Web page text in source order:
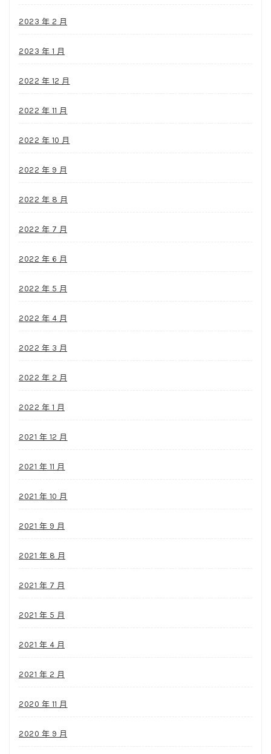
2023 年 2 月
2023 年 1 月
2022 年 12 月
2022 年 11 月
2022 年 10 月
2022 年 9 月
2022 年 8 月
2022 年 7 月
2022 年 6 月
2022 年 5 月
2022 年 4 月
2022 年 3 月
2022 年 2 月
2022 年 1 月
2021 年 12 月
2021 年 11 月
2021 年 10 月
2021 年 9 月
2021 年 8 月
2021 年 7 月
2021 年 5 月
2021 年 4 月
2021 年 2 月
2020 年 11 月
2020 年 9 月